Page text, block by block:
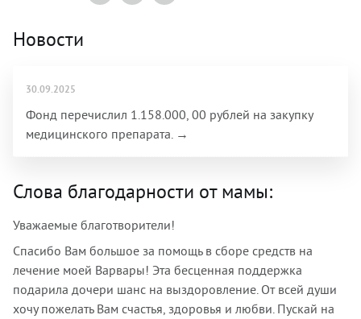
Новости
30.09.2025
Фонд перечислил 1.158.000, 00 рублей на закупку
медицинского препарата. →
Слова благодарности от мамы:
Уважаемые благотворители!
Спасибо Вам большое за помощь в сборе средств на
лечение моей Варвары! Эта бесценная поддержка
подарила дочери шанс на выздоровление. От всей души
хочу пожелать Вам счастья, здоровья и любви. Пускай на